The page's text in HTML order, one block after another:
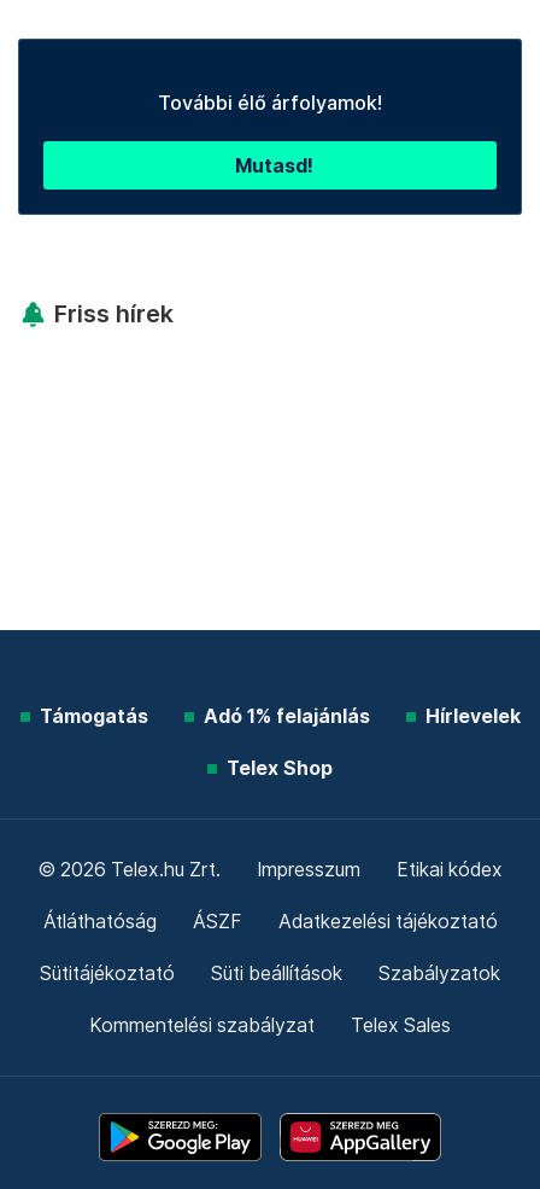
További élő árfolyamok!
Mutasd!
Friss hírek
Támogatás Adó 1% felajánlás Hírlevelek
Telex Shop
© 2026 Telex.hu Zrt. Impresszum Etikai kódex
Átláthatóság ÁSZF Adatkezelési tájékoztató
Sütitájékoztató Süti beállítások Szabályzatok
Kommentelési szabályzat Telex Sales